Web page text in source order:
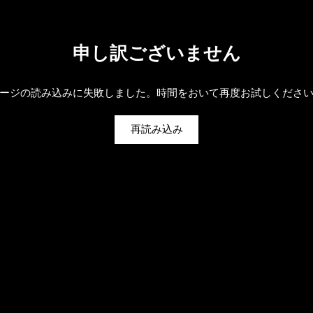
申し訳ございません
ジの読み込みに失敗しました。時間をおいて再度お試しくださ
再読み込み